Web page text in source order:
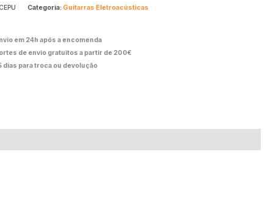
Categoria: Guitarras Eletroacústicas
em 24h após a encomenda
de envio gratuitos a partir de 200€
dias para troca ou devolução